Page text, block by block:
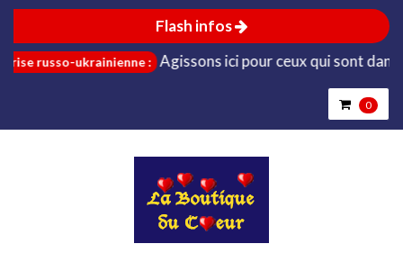
Flash infos
russo-ukrainienne : Agissons ici pour ceux qui sont dans le
0